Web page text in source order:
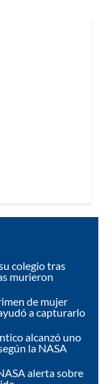
colegio tras
murieron
de mujer
a capturarlo
alcanzó uno
la NASA
alerta sobre